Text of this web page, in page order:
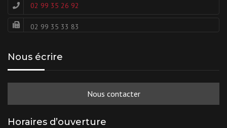
02 99 35 26 92
02 99 35 33 83
Nous écrire
Nous contacter
Horaires d’ouverture